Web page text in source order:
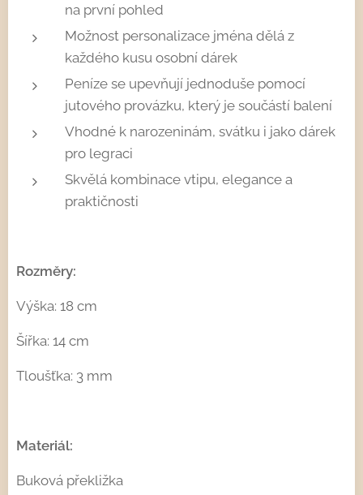
na první pohled
Možnost personalizace jména dělá z
každého kusu osobní dárek
Peníze se upevňují jednoduše pomocí
jutového provázku, který je součástí balení
Vhodné k narozeninám, svátku i jako dárek
pro legraci
Skvělá kombinace vtipu, elegance a
praktičnosti
Rozměry:
Výška: 18 cm
Šířka: 14 cm
Tloušťka: 3 mm
Materiál:
Buková překližka